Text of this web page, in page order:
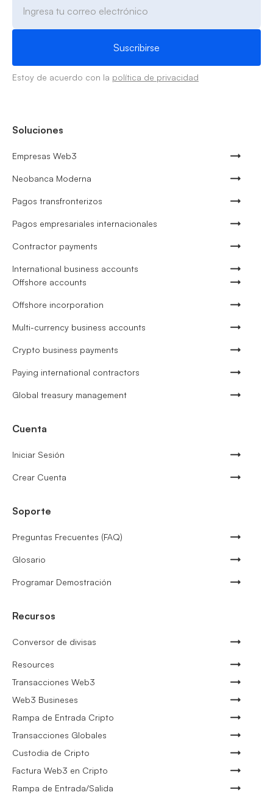
Estoy de acuerdo con la política de privacidad
Soluciones
Empresas Web3
Neobanca Moderna
Pagos transfronterizos
Pagos empresariales internacionales
Contractor payments
International business accounts
Offshore accounts
Offshore incorporation
Multi-currency business accounts
Crypto business payments
Paying international contractors
Global treasury management
Cuenta
Iniciar Sesión
Crear Cuenta
Soporte
Preguntas Frecuentes (FAQ)
Glosario
Programar Demostración
Recursos
Conversor de divisas
Resources
Transacciones Web3
Web3 Busineses
Rampa de Entrada Cripto
Transacciones Globales
Custodia de Cripto
Factura Web3 en Cripto
Rampa de Entrada/Salida